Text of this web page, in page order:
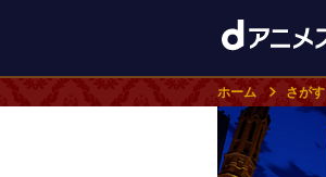
ホーム さがす